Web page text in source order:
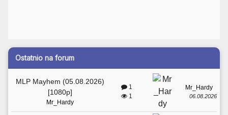
Ostatnio na forum
MLP Mayhem (05.08.2026)
[1080p]
Mr_Hardy
1
1
Mr_Hardy
06.08.2026